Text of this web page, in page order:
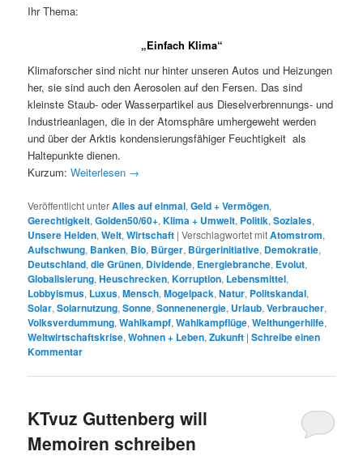
Ihr Thema:
„Einfach Klima“
Klimaforscher sind nicht nur hinter unseren Autos und Heizungen
her, sie sind auch den Aerosolen auf den Fersen. Das sind
kleinste Staub- oder Wasserpartikel aus Dieselverbrennungs- und
Industrieanlagen, die in der Atomsphäre umhergeweht werden
und über der Arktis kondensierungsfähiger Feuchtigkeit als
Haltepunkte dienen.
Kurzum:Weiterlesen →
Veröffentlicht unterAlles auf einmal,Geld + Vermögen,
Gerechtigkeit,Golden50/60+,Klima + Umwelt, Politik,Soziales,
Unsere Helden,Welt,Wirtschaft |Verschlagwortet mitAtomstrom,
Aufschwung, Banken, Bio, Bürger, Bürgerinitiative, Demokratie,
Deutschland,die Grünen, Dividende, Energiebranche, Evolut,
Globalisierung,Heuschrecken,Korruption, Lebensmittel,
Lobbyismus, Luxus,Mensch,Mogelpack,Natur, Politskandal,
Solar,Solarnutzung,Sonne,Sonnenenergie, Urlaub,Verbraucher,
Volksverdummung,Wahlkampf,Wahlkampflüge,Welthungerhilfe,
Weltwirtschaftskrise,Wohnen + Leben,Zukunft |Schreibe einen
Kommentar
KTvuz Guttenberg will
Memoiren schreiben